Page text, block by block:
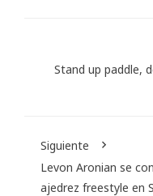
Stand up paddle,
Siguiente
Levon Aronian se
ajedrez freestyle en